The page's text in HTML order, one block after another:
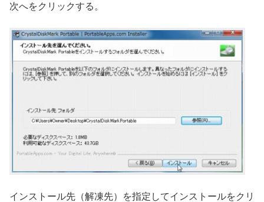
次へをクリックする。
インストール先（解凍先）を指定してインストールをクリ